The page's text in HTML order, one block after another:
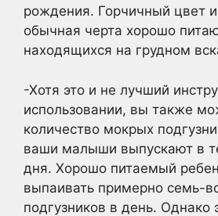
рождения. Горчичный цвет
обычная черта хорошо
находящихся на грудном
-Хотя это и не лучший
использовании, вы также
количество мокрых
ваши малыши выпускают в
дня. Хорошо питаемый
выпаивать примерно семь-
подгузников в день. Однако